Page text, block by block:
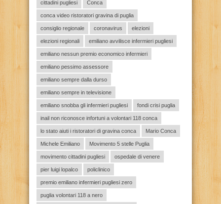
cittadini pugliesi Conca
conca video ristoratori gravina di puglia
consiglio regionale coronavirus elezioni
elezioni regionali emiliano avvilisce infermieri pugliesi
emiliano nessun premio economico infermieri
emiliano pessimo assessore
emiliano sempre dalla durso
emiliano sempre in televisione
emiliano snobba gli infermieri pugliesi fondi crisi puglia
inail non riconosce infortuni a volontari 118 conca
lo stato aiuti i ristoratori di gravina conca Mario Conca
Michele Emiliano Movimento 5 stelle Puglia
movimento cittadini pugliesi ospedale di venere
pier luigi lopalco policlinico
premio emiliano infermieri pugliesi zero
puglia volontari 118 a nero